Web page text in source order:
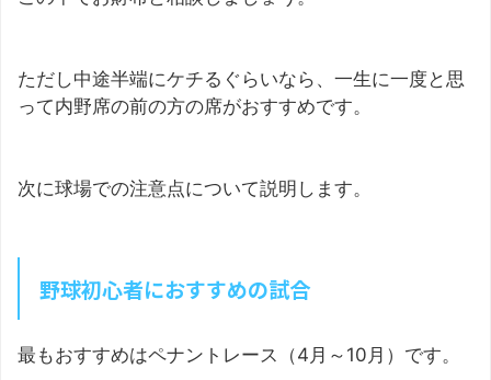
ただし中途半端にケチるぐらいなら、一生に一度と思
って内野席の前の方の席がおすすめです。
次に球場での注意点について説明します。
野球初心者におすすめの試合
最もおすすめはペナントレース（4月～10月）です。